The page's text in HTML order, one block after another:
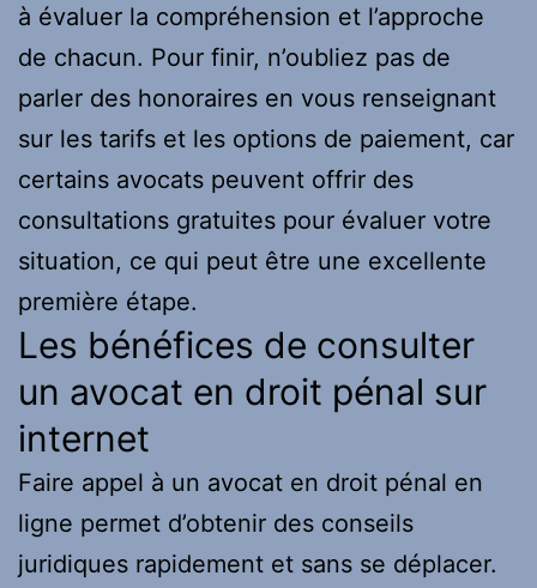
à évaluer la compréhension et l’approche
de chacun. Pour finir, n’oubliez pas de
parler des honoraires en vous renseignant
sur les tarifs et les options de paiement, car
certains avocats peuvent offrir des
consultations gratuites pour évaluer votre
situation, ce qui peut être une excellente
première étape.
Les bénéfices de consulter
un avocat en droit pénal sur
internet
Faire appel à un avocat en droit pénal en
ligne permet d’obtenir des conseils
juridiques rapidement et sans se déplacer.